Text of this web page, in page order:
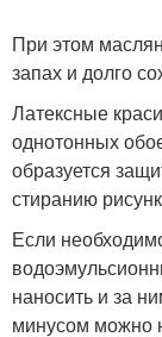
При этом
запах и долго
Латексные
однотонных
образуется
стиранию
Если
наносить и за
минусом можно